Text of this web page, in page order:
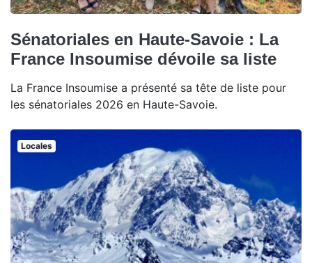
Sénatoriales en Haute-Savoie : La
France Insoumise dévoile sa liste
La France Insoumise a présenté sa tête de liste pour
les sénatoriales 2026 en Haute-Savoie.
Locales